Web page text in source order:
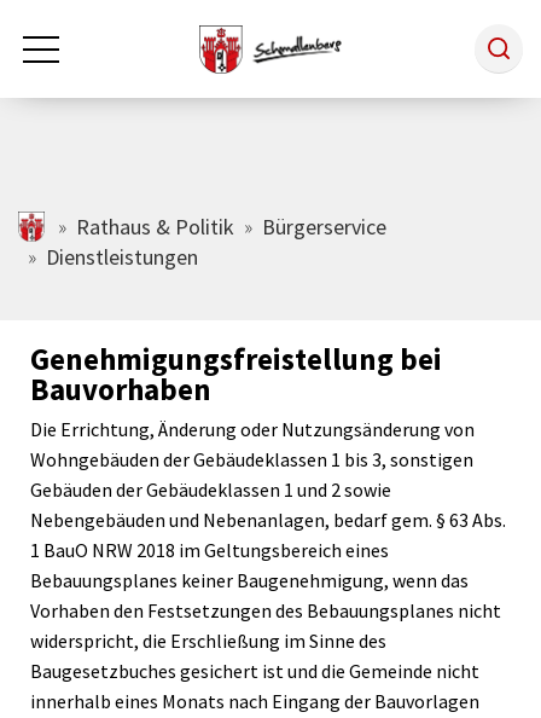
Zum Hauptinhalt springen
Rathaus & Politik
Tourismus
Freizeit & Kultur
Wirtschaft
schmallenberg.de
Rathaus & Politik
Bürgerservice
Dienstleistungen
Genehmigungsfreistellung bei
Bauvorhaben
Die Errichtung, Änderung oder Nutzungsänderung von
Wohngebäuden der Gebäudeklassen 1 bis 3, sonstigen
Gebäuden der Gebäudeklassen 1 und 2 sowie
Nebengebäuden und Nebenanlagen, bedarf gem. § 63 Abs.
1 BauO NRW 2018 im Geltungsbereich eines
Bebauungsplanes keiner Baugenehmigung, wenn das
Vorhaben den Festsetzungen des Bebauungsplanes nicht
widerspricht, die Erschließung im Sinne des
Baugesetzbuches gesichert ist und die Gemeinde nicht
innerhalb eines Monats nach Eingang der Bauvorlagen